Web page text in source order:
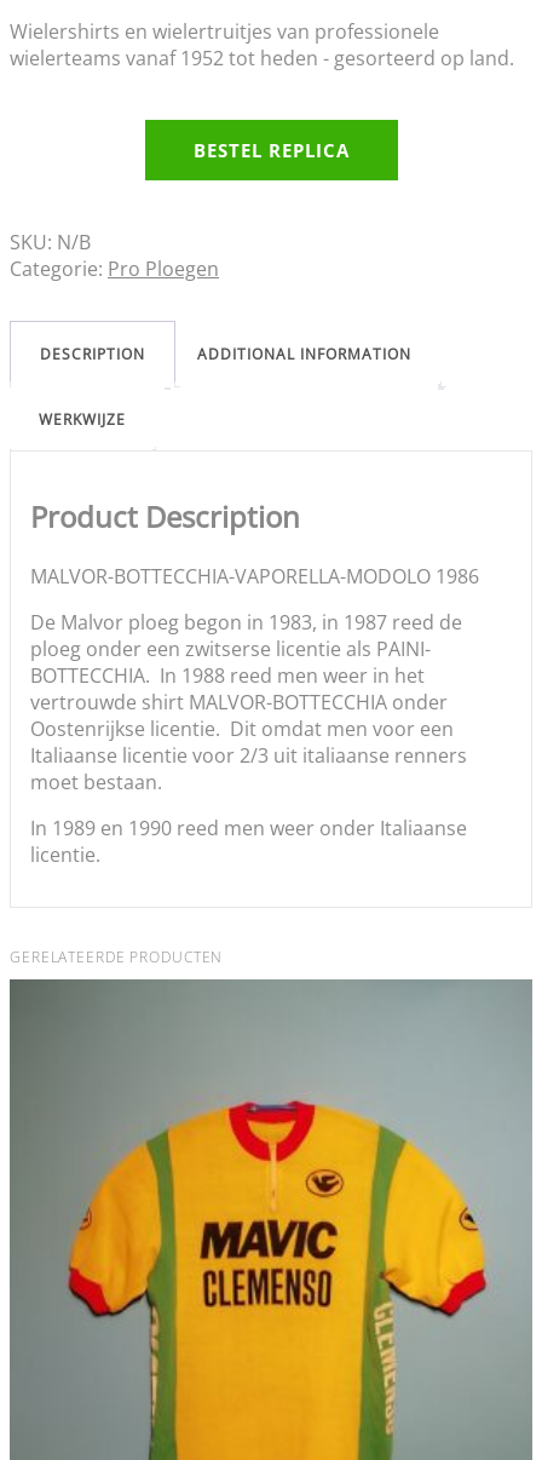
Wielershirts en wielertruitjes van professionele
wielerteams vanaf 1952 tot heden - gesorteerd op land.
BESTEL REPLICA
SKU: N/B
Categorie: Pro Ploegen
DESCRIPTION ADDITIONAL INFORMATION
WERKWIJZE
Product Description
MALVOR-BOTTECCHIA-VAPORELLA-MODOLO 1986
De Malvor ploeg begon in 1983, in 1987 reed de
ploeg onder een zwitserse licentie als PAINI-
BOTTECCHIA. In 1988 reed men weer in het
vertrouwde shirt MALVOR-BOTTECCHIA onder
Oostenrijkse licentie. Dit omdat men voor een
Italiaanse licentie voor 2/3 uit italiaanse renners
moet bestaan.
In 1989 en 1990 reed men weer onder Italiaanse
licentie.
GERELATEERDE PRODUCTEN